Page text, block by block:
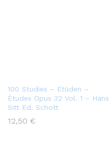
100 Studies – Etüden –
Études Opus 32 Vol. 1 – Hans
Sitt Ed. Schott
12,50 €